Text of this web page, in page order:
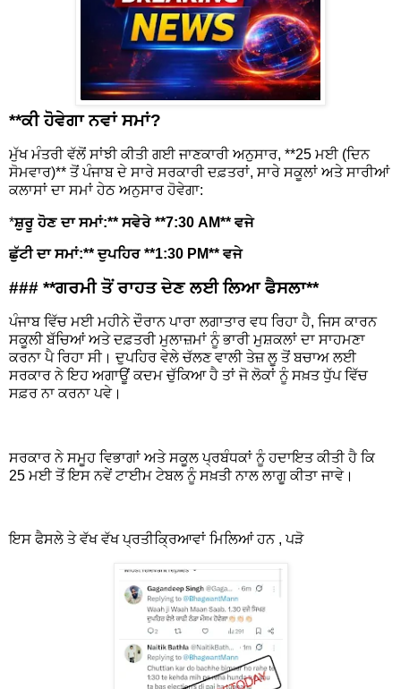
**ਕੀ ਹੋਵੇਗਾ ਨਵਾਂ ਸਮਾਂ?
ਮੁੱਖ ਮੰਤਰੀ ਵੱਲੋਂ ਸਾਂਝੀ ਕੀਤੀ ਗਈ ਜਾਣਕਾਰੀ ਅਨੁਸਾਰ, **25 ਮਈ (ਦਿਨ
ਸੋਮਵਾਰ)** ਤੋਂ ਪੰਜਾਬ ਦੇ ਸਾਰੇ ਸਰਕਾਰੀ ਦਫ਼ਤਰਾਂ, ਸਾਰੇ ਸਕੂਲਾਂ ਅਤੇ ਸਾਰੀਆਂ
ਕਲਾਸਾਂ ਦਾ ਸਮਾਂ ਹੇਠ ਅਨੁਸਾਰ ਹੋਵੇਗਾ:
*ਸ਼ੁਰੂ ਹੋਣ ਦਾ ਸਮਾਂ:** ਸਵੇਰੇ **7:30 AM** ਵਜੇ
ਛੁੱਟੀ ਦਾ ਸਮਾਂ:** ਦੁਪਹਿਰ **1:30 PM** ਵਜੇ
### **ਗਰਮੀ ਤੋਂ ਰਾਹਤ ਦੇਣ ਲਈ ਲਿਆ ਫੈਸਲਾ**
ਪੰਜਾਬ ਵਿੱਚ ਮਈ ਮਹੀਨੇ ਦੌਰਾਨ ਪਾਰਾ ਲਗਾਤਾਰ ਵਧ ਰਿਹਾ ਹੈ, ਜਿਸ ਕਾਰਨ
ਸਕੂਲੀ ਬੱਚਿਆਂ ਅਤੇ ਦਫ਼ਤਰੀ ਮੁਲਾਜ਼ਮਾਂ ਨੂੰ ਭਾਰੀ ਮੁਸ਼ਕਲਾਂ ਦਾ ਸਾਹਮਣਾ
ਕਰਨਾ ਪੈ ਰਿਹਾ ਸੀ। ਦੁਪਹਿਰ ਵੇਲੇ ਚੱਲਣ ਵਾਲੀ ਤੇਜ਼ ਲੂ ਤੋਂ ਬਚਾਅ ਲਈ
ਸਰਕਾਰ ਨੇ ਇਹ ਅਗਾਊਂ ਕਦਮ ਚੁੱਕਿਆ ਹੈ ਤਾਂ ਜੋ ਲੋਕਾਂ ਨੂੰ ਸਖ਼ਤ ਧੁੱਪ ਵਿੱਚ
ਸਫ਼ਰ ਨਾ ਕਰਨਾ ਪਵੇ।
ਸਰਕਾਰ ਨੇ ਸਮੂਹ ਵਿਭਾਗਾਂ ਅਤੇ ਸਕੂਲ ਪ੍ਰਬੰਧਕਾਂ ਨੂੰ ਹਦਾਇਤ ਕੀਤੀ ਹੈ ਕਿ
25 ਮਈ ਤੋਂ ਇਸ ਨਵੇਂ ਟਾਈਮ ਟੇਬਲ ਨੂੰ ਸਖ਼ਤੀ ਨਾਲ ਲਾਗੂ ਕੀਤਾ ਜਾਵੇ।
ਇਸ ਫੈਸਲੇ ਤੇ ਵੱਖ ਵੱਖ ਪ੍ਰਤੀਕ੍ਰਿਆਵਾਂ ਮਿਲਿਆਂ ਹਨ , ਪੜੋ